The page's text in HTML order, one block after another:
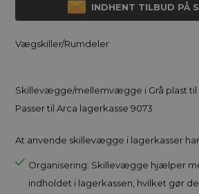
INDHENT TILBUD PÅ
Vægskiller/Rumdeler
Skillevægge/mellemvægge i Grå plast til
Passer til Arca lagerkasse 9073
At anvende skillevægge i lagerkasser
Organisering: Skillevægge hjælper
indholdet i lagerkassen, hvilket gør